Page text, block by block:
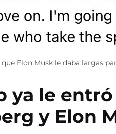
Elon Musk le daba largas
ya le entró
y Elon